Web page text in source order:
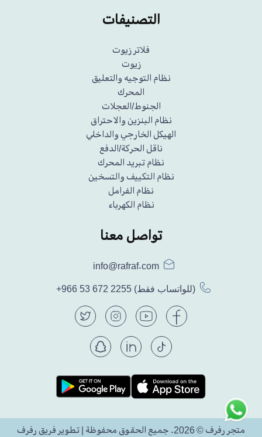
التصنيفات
فلاتر زيوت
زيوت
نظام التوجيه والتعليق
المحرك
الجنوط/العجلات
نظام البنزين والاحتراق
الهيكل الخارجي والداخلي
ناقل الحركة/الدفع
نظام تبريد المحرك
نظام التكييف والتسخين
نظام الفرامل
نظام الكهرباء
تواصل معنا
info@rafraf.com
+966 53 672 2255 (للواتساب فقط)
متجر رفرف © 2026. جميع الحقوق محفوظة | تطوير فريق رفرف